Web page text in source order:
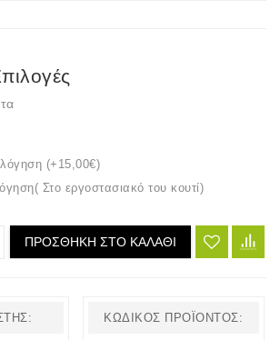
(+15,00€)
Στο εργοστασιακό του κουτί)
ΠΡΟΣΘΉΚΗ ΣΤΟ ΚΑΛΆΘΙ
ΚΩΔΙΚΌΣ ΠΡΟΪΌΝΤΟΣ: